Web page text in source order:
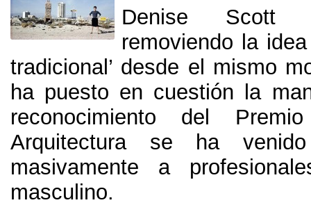
Denise Scott
removiendo la
tradicional’ desde el mismo
ha puesto en cuestión la
reconocimiento del
Arquitectura se ha venido
masivamente a
masculino.